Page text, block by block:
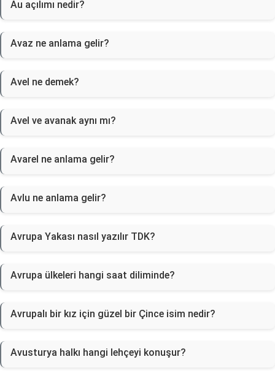
Au açılımı nedir?
Avaz ne anlama gelir?
Avel ne demek?
Avel ve avanak aynı mı?
Avarel ne anlama gelir?
Avlu ne anlama gelir?
Avrupa Yakası nasıl yazılır TDK?
Avrupa ülkeleri hangi saat diliminde?
Avrupalı bir kız için güzel bir Çince isim nedir?
Avusturya halkı hangi lehçeyi konuşur?